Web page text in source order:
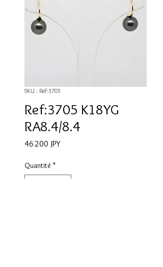
SKU : Ref:3705
Ref:3705 K18YG
RA8.4/8.4
46 200 JPYPrix
Quantité *